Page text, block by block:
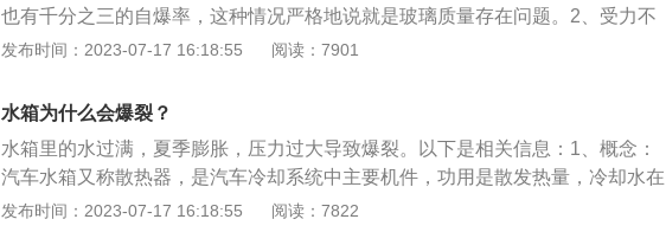
也有千分之三的自爆率，这种情况严格地说就是玻璃质量存在问题。2、受力不
均匀：玻璃在安装的时候，没有留足够的边隙，预热的时候玻璃膨胀，顶到铁
热，在贴膜时用电吹风吹膜定形，玻璃局部受热，产生局部受热膨胀应力变形，
致使玻璃爆裂。
发布时间：2023-07-17 16:18:55 阅读：7901
水箱为什么会爆裂？
水箱里的水过满，夏季膨胀，压力过大导致爆裂。以下是相关信息：1、概念：
汽车水箱又称散热器，是汽车冷却系统中主要机件，功用是散发热量，冷却水在
水套中吸收热量，流到散热器后热量散去，再回到水套内循环，达到调温。是汽
发布时间：2023-07-17 16:18:55 阅读：7822